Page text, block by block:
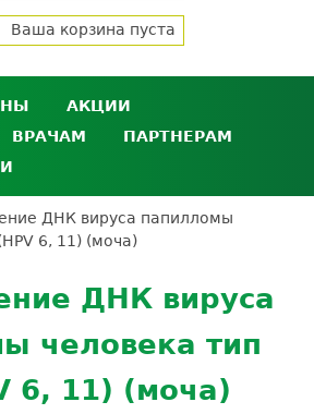
Ваша корзина пуста
к анализам
анализов
АКЦИИ
пациента
мер для
пациентов
ВРАЧАМ
Сотрудничество
Экскурсия в
ПАРТНЕРАМ
кабинет
партнёра
Экскурсия в
лабораторию
ДНК вируса папилломы
6, 11) (моча)
ДНК вируса
человека тип
6, 11) (моча)